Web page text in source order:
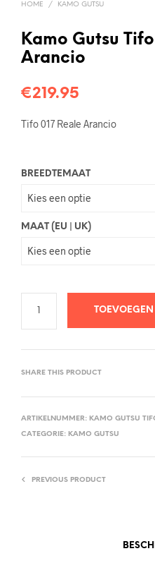
HOME / KAMO GUTSU
Kamo Gutsu
Arancio
€219.95
Tifo 017 Reale Arancio
BREEDTEMAAT
MAAT (EU | UK)
SHARE THIS PRODUCT
ARTIKELNUMMER: KAMO GUTSU
CATEGORIE: KAMO GUTSU
PREVIOUS PRODUCT